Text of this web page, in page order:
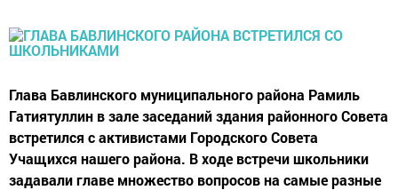
Глава Бавлинского муниципального района Рамиль
Гатиятуллин в зале заседаний здания районного Совета
встретился с активистами Городского Совета
Учащихся нашего района. В ходе встречи школьники
задавали главе множество вопросов на самые разные